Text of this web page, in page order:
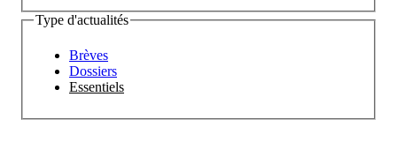
Type d'actualités
Brèves
Dossiers
Essentiels